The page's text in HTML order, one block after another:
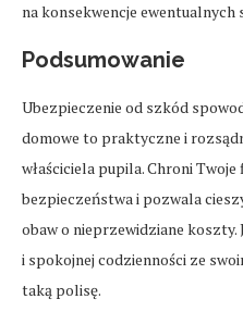
na konsekwencje ewentualnych
Podsumowanie
Ubezpieczenie od szkód
domowe to praktyczne i
właściciela pupila. Chroni Twoje
bezpieczeństwa i pozwala
obaw o nieprzewidziane koszty.
i spokojnej codzienności ze
taką polisę.